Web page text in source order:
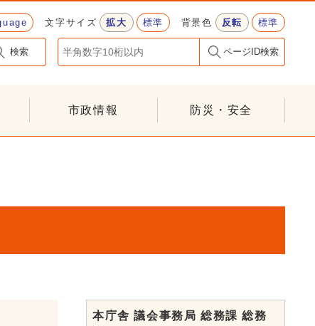
文字サイズ 拡大 標準 背景色 反転 標準
検索 ページID検索
市政情報 防災・安全
本庁舎 議会事務局 総務課 総務